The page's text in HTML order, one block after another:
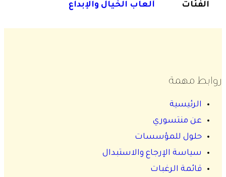
الفئات
ألعاب الخيال والإبداع
روابط مهمة
الرئيسية
عن منتسوري
حلول للمؤسسات
سياسة الإرجاع والاستبدال
قائمة الرغبات